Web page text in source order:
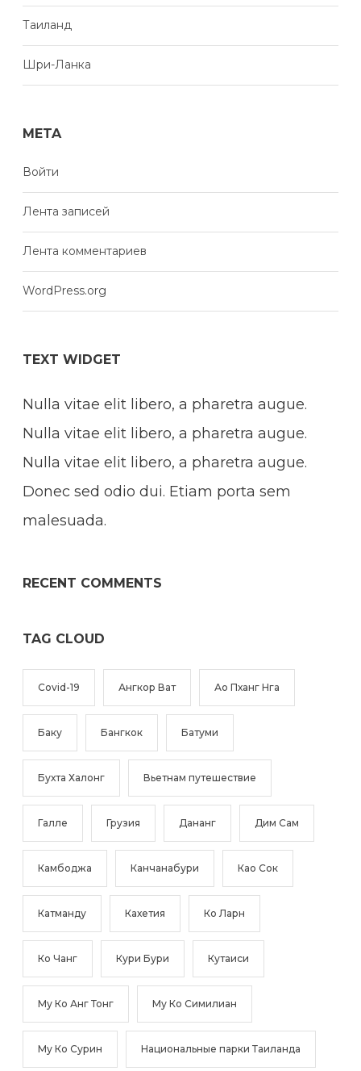
Таиланд
Шри-Ланка
META
Войти
Лента записей
Лента комментариев
WordPress.org
TEXT WIDGET
Nulla vitae elit libero, a pharetra augue.
Nulla vitae elit libero, a pharetra augue.
Nulla vitae elit libero, a pharetra augue.
Donec sed odio dui. Etiam porta sem
malesuada.
RECENT COMMENTS
TAG CLOUD
Covid-19 Ангкор Ват Ао Пханг Нга
Баку Бангкок Батуми
Бухта Халонг Вьетнам путешествие
Галле Грузия Дананг Дим Сам
Камбоджа Канчанабури Као Сок
Катманду Кахетия Ко Ларн
Ко Чанг Кури Бури Кутаиси
Му Ко Анг Тонг Му Ко Симилиан
Му Ко Сурин Национальные парки Таиланда